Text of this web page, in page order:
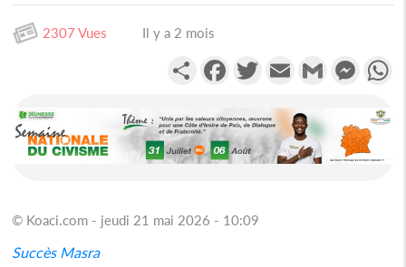
2307 Vues Il y a 2 mois
PartagerFacebookTwitterEmail Gmail
© Koaci.com - jeudi 21 mai 2026 - 10:09
Succès Masra